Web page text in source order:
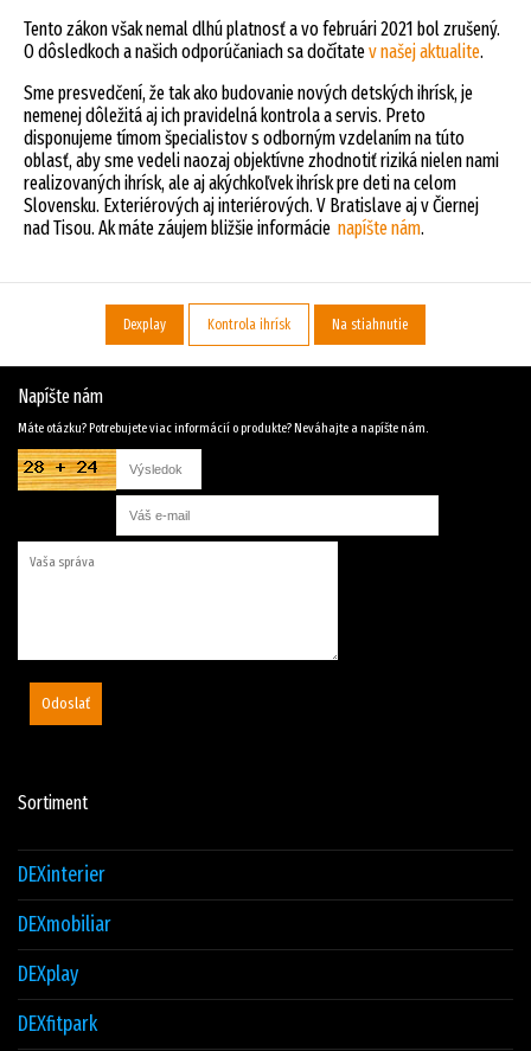
Tento zákon však nemal dlhú platnosť a vo februári 2021 bol zrušený.
O dôsledkoch a našich odporúčaniach sa dočítatev našej aktualite.
Sme presvedčení, že tak ako budovanie nových detských ihrísk, je
nemenej dôležitá aj ich pravidelná kontrola a servis. Preto
disponujeme tímom špecialistov s odborným vzdelaním na túto
oblasť, aby sme vedeli naozaj objektívne zhodnotiť riziká nielen nami
realizovaných ihrísk, ale aj akýchkoľvek ihrísk pre deti na celom
Slovensku. Exteriérových aj interiérových. V Bratislave aj v Čiernej
nad Tisou. Ak máte záujem bližšie informácie napíšte nám.
Dexplay Kontrola ihrísk Na stiahnutie
Napíšte nám
Máte otázku? Potrebujete viac informácií o produkte? Neváhajte a napíšte nám.
Odoslať
Sortiment
DEXinterier
DEXmobiliar
DEXplay
DEXfitpark